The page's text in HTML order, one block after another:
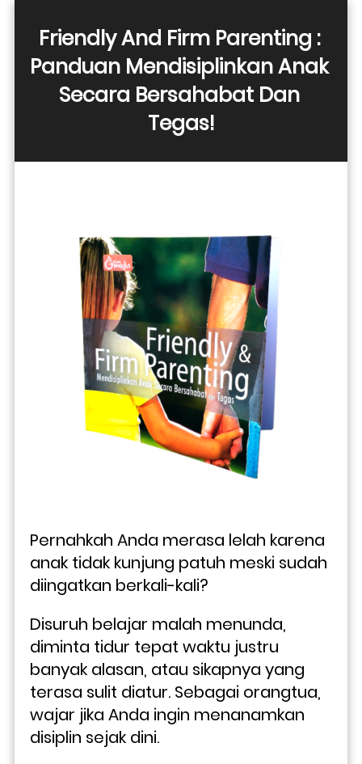
Friendly And Firm Parenting :
Panduan Mendisiplinkan Anak
Secara Bersahabat Dan
Tegas!
Pernahkah Anda merasa lelah karena
anak tidak kunjung patuh meski sudah
diingatkan berkali-kali?
Disuruh belajar malah menunda,
diminta tidur tepat waktu justru
banyak alasan, atau sikapnya yang
terasa sulit diatur. Sebagai orangtua,
wajar jika Anda ingin menanamkan
disiplin sejak dini.